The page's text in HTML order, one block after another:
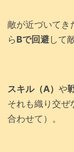
敵が近づいてき
らBで回避して
スキル（A） や
それも織り交ぜ
合わせて）。